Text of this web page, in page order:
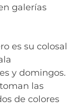
galerías
es su colosal
y domingos.
las
de colores